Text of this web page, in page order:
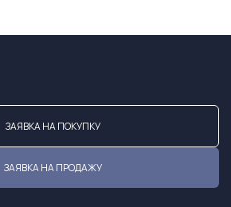
ЗАЯВКА НА ПОКУПКУ
ЗАЯВКА НА ПРОДАЖУ